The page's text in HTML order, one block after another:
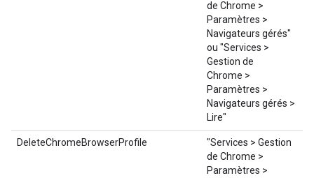
de Chrome >
Paramètres >
Navigateurs gérés"
ou "Services >
Gestion de
Chrome >
Paramètres >
Navigateurs gérés >
Lire"
DeleteChromeBrowserProfile
"Services > Gestion
de Chrome >
Paramètres >